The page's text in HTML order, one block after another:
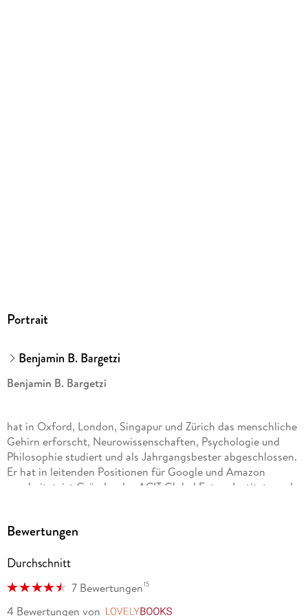
Portrait
Benjamin B. Bargetzi
Benjamin B. Bargetzi
hat in Oxford, London, Singapur und Zürich das menschliche
Gehirn erforscht, Neurowissenschaften, Psychologie und
Philosophie studiert und als Jahrgangsbester abgeschlossen.
Er hat in leitenden Positionen für Google und Amazon
gearbeitet, ist Gründer des ACIT Global Future Institute und
Bewertungen
Durchschnitt
7 Bewertungen15
4 Bewertungen von